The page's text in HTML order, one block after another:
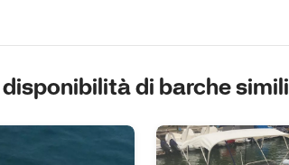
di barche simili